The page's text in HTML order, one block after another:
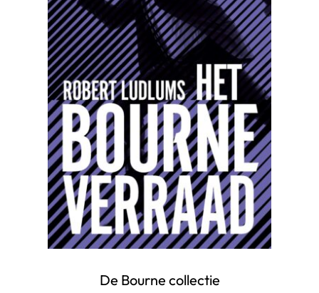
De Bourne collectie